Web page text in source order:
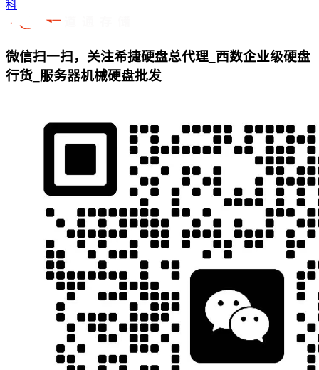
科
微信扫一扫，关注希捷硬盘总代理_西数企业级硬盘
行货_服务器机械硬盘批发